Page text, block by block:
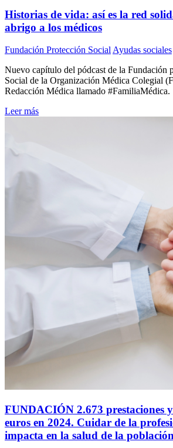
Historias de vida: así es la red
abrigo a los médicos
Fundación Protección Social Ayudas sociales
Nuevo capítulo del pódcast de la Fundación
Social de la Organización Médica Colegial
Redacción Médica llamado #FamiliaMédica.
Leer más
FUNDACIÓN 2.673 prestaciones
euros en 2024. Cuidar de la
impacta en la salud de la población